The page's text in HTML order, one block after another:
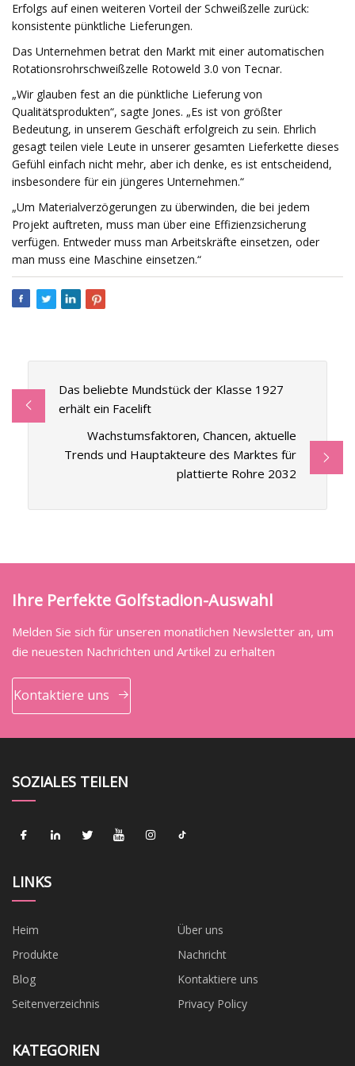
Erfolgs auf einen weiteren Vorteil der Schweißzelle zurück:
konsistente pünktliche Lieferungen.
Das Unternehmen betrat den Markt mit einer automatischen
Rotationsrohrschweißzelle Rotoweld 3.0 von Tecnar.
„Wir glauben fest an die pünktliche Lieferung von
Qualitätsprodukten“, sagte Jones. „Es ist von größter
Bedeutung, in unserem Geschäft erfolgreich zu sein. Ehrlich
gesagt teilen viele Leute in unserer gesamten Lieferkette dieses
Gefühl einfach nicht mehr, aber ich denke, es ist entscheidend,
insbesondere für ein jüngeres Unternehmen.“
„Um Materialverzögerungen zu überwinden, die bei jedem
Projekt auftreten, muss man über eine Effizienzsicherung
verfügen. Entweder muss man Arbeitskräfte einsetzen, oder
man muss eine Maschine einsetzen.“
Das beliebte Mundstück der Klasse 1927
erhält ein Facelift
Wachstumsfaktoren, Chancen, aktuelle
Trends und Hauptakteure des Marktes für
plattierte Rohre 2032
Ihre Perfekte Golfstadion-Auswahl
Melden Sie sich für unseren monatlichen Newsletter an, um
die neuesten Nachrichten und Artikel zu erhalten
Kontaktiere uns
SOZIALES TEILEN
LINKS
Heim
Über uns
Produkte
Nachricht
Blog
Kontaktiere uns
Seitenverzeichnis
Privacy Policy
KATEGORIEN